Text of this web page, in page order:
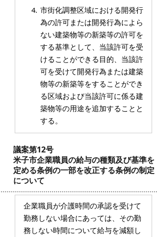
市街化調整区域における開発行
為の許可または開発行為によら
ない建築物等の新築等の許可を
する基準として、当該許可を受
けることができる目的、当該許
可を受けて開発行為または建築
物等の新築等をすることができ
る区域および当該許可に係る建
築物等の用途を追加することと
する。
議案第12号
米子市企業職員の給与の種類及び基準を
定める条例の一部を改正する条例の制定
について
企業職員が介護時間の承認を受けて
勤務しない場合にあっては、その勤
務しない時間について給与を減額し